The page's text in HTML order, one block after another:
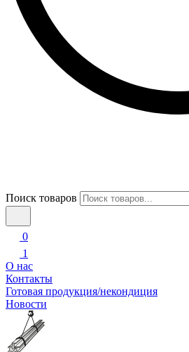
Поиск товаров
0
1
О нас
Контакты
Готовая продукция/некондиция
Новости